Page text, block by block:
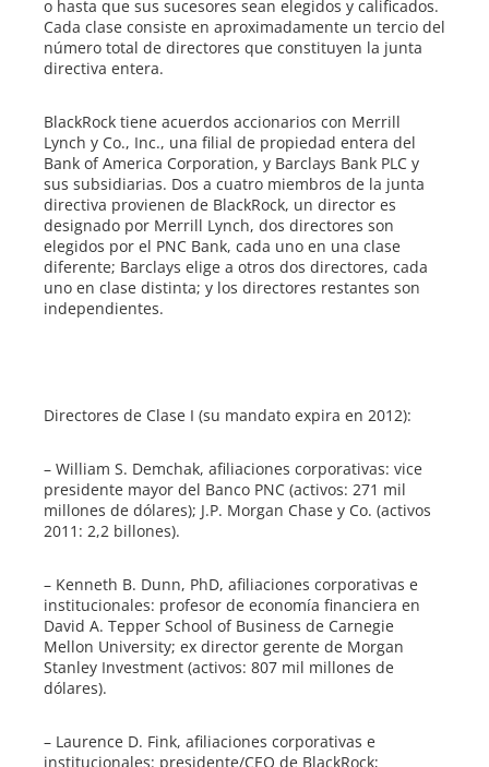
o hasta que sus sucesores sean elegidos y calificados.
Cada clase consiste en aproximadamente un tercio del
número total de directores que constituyen la junta
directiva entera.
BlackRock tiene acuerdos accionarios con Merrill
Lynch y Co., Inc., una filial de propiedad entera del
Bank of America Corporation, y Barclays Bank PLC y
sus subsidiarias. Dos a cuatro miembros de la junta
directiva provienen de BlackRock, un director es
designado por Merrill Lynch, dos directores son
elegidos por el PNC Bank, cada uno en una clase
diferente; Barclays elige a otros dos directores, cada
uno en clase distinta; y los directores restantes son
independientes.
Directores de Clase I (su mandato expira en 2012):
– William S. Demchak, afiliaciones corporativas: vice
presidente mayor del Banco PNC (activos: 271 mil
millones de dólares); J.P. Morgan Chase y Co. (activos
2011: 2,2 billones).
– Kenneth B. Dunn, PhD, afiliaciones corporativas e
institucionales: profesor de economía financiera en
David A. Tepper School of Business de Carnegie
Mellon University; ex director gerente de Morgan
Stanley Investment (activos: 807 mil millones de
dólares).
– Laurence D. Fink, afiliaciones corporativas e
institucionales: presidente/CEO de BlackRock;